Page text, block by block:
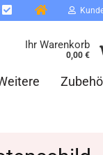
Ihr Warenkorb
0,00 €